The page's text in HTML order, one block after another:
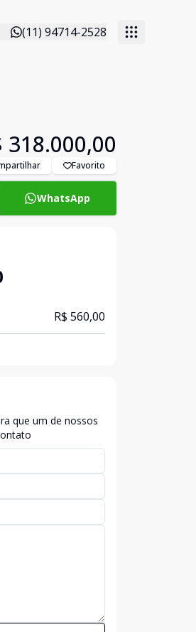
(11) 94714-2528
318.000,00
Favorito
WhatsApp
R$ 560,00
que um de nossos